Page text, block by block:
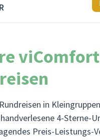
viComfort
in
4-Sterne-
Preis-Leistungs-